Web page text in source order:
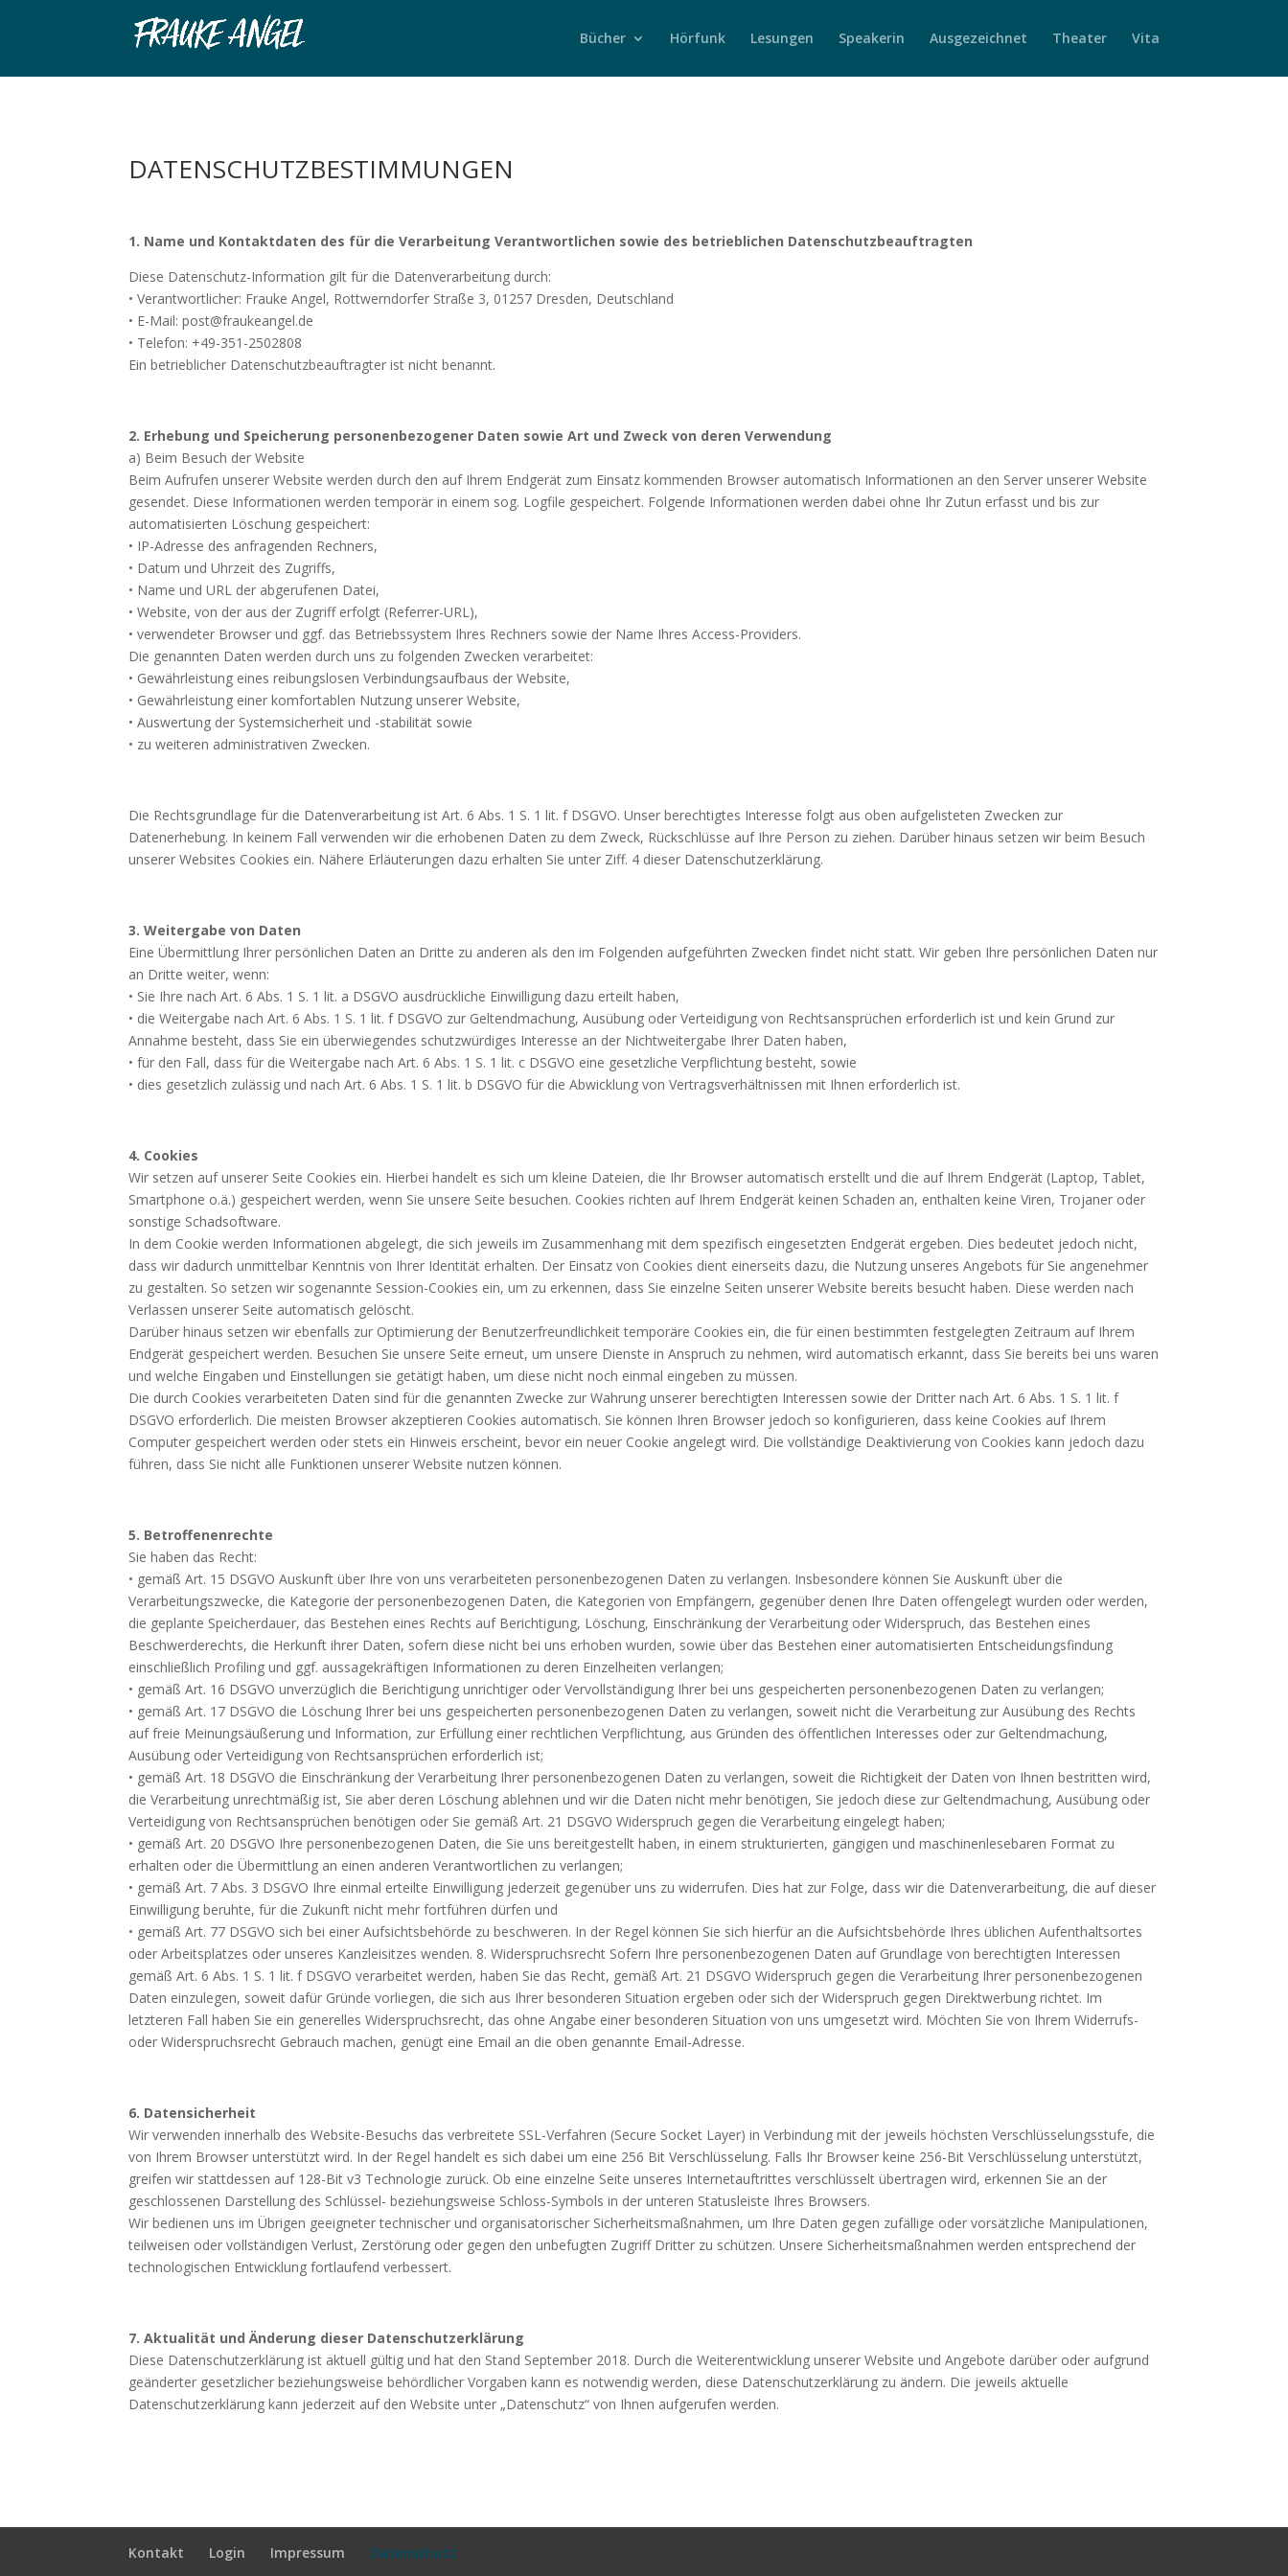
Bücher Hörfunk Lesungen Speakerin Ausgezeichnet Theater Vita
DATENSCHUTZBESTIMMUNGEN
1. Name und Kontaktdaten des für die Verarbeitung Verantwortlichen sowie des betrieblichen Datenschutzbeauftragten
Diese Datenschutz-Information gilt für die Datenverarbeitung durch:
• Verantwortlicher: Frauke Angel, Rottwerndorfer Straße 3, 01257 Dresden, Deutschland
• E-Mail: post@fraukeangel.de
• Telefon: +49-351-2502808
Ein betrieblicher Datenschutzbeauftragter ist nicht benannt.
2. Erhebung und Speicherung personenbezogener Daten sowie Art und Zweck von deren Verwendung
a) Beim Besuch der Website
Beim Aufrufen unserer Website werden durch den auf Ihrem Endgerät zum Einsatz kommenden Browser automatisch Informationen an den Server unserer Website
gesendet. Diese Informationen werden temporär in einem sog. Logfile gespeichert. Folgende Informationen werden dabei ohne Ihr Zutun erfasst und bis zur
automatisierten Löschung gespeichert:
• IP-Adresse des anfragenden Rechners,
• Datum und Uhrzeit des Zugriffs,
• Name und URL der abgerufenen Datei,
• Website, von der aus der Zugriff erfolgt (Referrer-URL),
• verwendeter Browser und ggf. das Betriebssystem Ihres Rechners sowie der Name Ihres Access-Providers.
Die genannten Daten werden durch uns zu folgenden Zwecken verarbeitet:
• Gewährleistung eines reibungslosen Verbindungsaufbaus der Website,
• Gewährleistung einer komfortablen Nutzung unserer Website,
• Auswertung der Systemsicherheit und -stabilität sowie
• zu weiteren administrativen Zwecken.
Die Rechtsgrundlage für die Datenverarbeitung ist Art. 6 Abs. 1 S. 1 lit. f DSGVO. Unser berechtigtes Interesse folgt aus oben aufgelisteten Zwecken zur
Datenerhebung. In keinem Fall verwenden wir die erhobenen Daten zu dem Zweck, Rückschlüsse auf Ihre Person zu ziehen. Darüber hinaus setzen wir beim Besuch
unserer Websites Cookies ein. Nähere Erläuterungen dazu erhalten Sie unter Ziff. 4 dieser Datenschutzerklärung.
3. Weitergabe von Daten
Eine Übermittlung Ihrer persönlichen Daten an Dritte zu anderen als den im Folgenden aufgeführten Zwecken findet nicht statt. Wir geben Ihre persönlichen Daten nur
an Dritte weiter, wenn:
• Sie Ihre nach Art. 6 Abs. 1 S. 1 lit. a DSGVO ausdrückliche Einwilligung dazu erteilt haben,
• die Weitergabe nach Art. 6 Abs. 1 S. 1 lit. f DSGVO zur Geltendmachung, Ausübung oder Verteidigung von Rechtsansprüchen erforderlich ist und kein Grund zur
Annahme besteht, dass Sie ein überwiegendes schutzwürdiges Interesse an der Nichtweitergabe Ihrer Daten haben,
• für den Fall, dass für die Weitergabe nach Art. 6 Abs. 1 S. 1 lit. c DSGVO eine gesetzliche Verpflichtung besteht, sowie
• dies gesetzlich zulässig und nach Art. 6 Abs. 1 S. 1 lit. b DSGVO für die Abwicklung von Vertragsverhältnissen mit Ihnen erforderlich ist.
4. Cookies
Wir setzen auf unserer Seite Cookies ein. Hierbei handelt es sich um kleine Dateien, die Ihr Browser automatisch erstellt und die auf Ihrem Endgerät (Laptop, Tablet,
Smartphone o.ä.) gespeichert werden, wenn Sie unsere Seite besuchen. Cookies richten auf Ihrem Endgerät keinen Schaden an, enthalten keine Viren, Trojaner oder
sonstige Schadsoftware.
In dem Cookie werden Informationen abgelegt, die sich jeweils im Zusammenhang mit dem spezifisch eingesetzten Endgerät ergeben. Dies bedeutet jedoch nicht,
dass wir dadurch unmittelbar Kenntnis von Ihrer Identität erhalten. Der Einsatz von Cookies dient einerseits dazu, die Nutzung unseres Angebots für Sie angenehmer
zu gestalten. So setzen wir sogenannte Session-Cookies ein, um zu erkennen, dass Sie einzelne Seiten unserer Website bereits besucht haben. Diese werden nach
Verlassen unserer Seite automatisch gelöscht.
Darüber hinaus setzen wir ebenfalls zur Optimierung der Benutzerfreundlichkeit temporäre Cookies ein, die für einen bestimmten festgelegten Zeitraum auf Ihrem
Endgerät gespeichert werden. Besuchen Sie unsere Seite erneut, um unsere Dienste in Anspruch zu nehmen, wird automatisch erkannt, dass Sie bereits bei uns waren
und welche Eingaben und Einstellungen sie getätigt haben, um diese nicht noch einmal eingeben zu müssen.
Die durch Cookies verarbeiteten Daten sind für die genannten Zwecke zur Wahrung unserer berechtigten Interessen sowie der Dritter nach Art. 6 Abs. 1 S. 1 lit. f
DSGVO erforderlich. Die meisten Browser akzeptieren Cookies automatisch. Sie können Ihren Browser jedoch so konfigurieren, dass keine Cookies auf Ihrem
Computer gespeichert werden oder stets ein Hinweis erscheint, bevor ein neuer Cookie angelegt wird. Die vollständige Deaktivierung von Cookies kann jedoch dazu
führen, dass Sie nicht alle Funktionen unserer Website nutzen können.
5. Betroffenenrechte
Sie haben das Recht:
• gemäß Art. 15 DSGVO Auskunft über Ihre von uns verarbeiteten personenbezogenen Daten zu verlangen. Insbesondere können Sie Auskunft über die
Verarbeitungszwecke, die Kategorie der personenbezogenen Daten, die Kategorien von Empfängern, gegenüber denen Ihre Daten offengelegt wurden oder werden,
die geplante Speicherdauer, das Bestehen eines Rechts auf Berichtigung, Löschung, Einschränkung der Verarbeitung oder Widerspruch, das Bestehen eines
Beschwerderechts, die Herkunft ihrer Daten, sofern diese nicht bei uns erhoben wurden, sowie über das Bestehen einer automatisierten Entscheidungsfindung
einschließlich Profiling und ggf. aussagekräftigen Informationen zu deren Einzelheiten verlangen;
• gemäß Art. 16 DSGVO unverzüglich die Berichtigung unrichtiger oder Vervollständigung Ihrer bei uns gespeicherten personenbezogenen Daten zu verlangen;
• gemäß Art. 17 DSGVO die Löschung Ihrer bei uns gespeicherten personenbezogenen Daten zu verlangen, soweit nicht die Verarbeitung zur Ausübung des Rechts
auf freie Meinungsäußerung und Information, zur Erfüllung einer rechtlichen Verpflichtung, aus Gründen des öffentlichen Interesses oder zur Geltendmachung,
Ausübung oder Verteidigung von Rechtsansprüchen erforderlich ist;
• gemäß Art. 18 DSGVO die Einschränkung der Verarbeitung Ihrer personenbezogenen Daten zu verlangen, soweit die Richtigkeit der Daten von Ihnen bestritten wird,
die Verarbeitung unrechtmäßig ist, Sie aber deren Löschung ablehnen und wir die Daten nicht mehr benötigen, Sie jedoch diese zur Geltendmachung, Ausübung oder
Verteidigung von Rechtsansprüchen benötigen oder Sie gemäß Art. 21 DSGVO Widerspruch gegen die Verarbeitung eingelegt haben;
• gemäß Art. 20 DSGVO Ihre personenbezogenen Daten, die Sie uns bereitgestellt haben, in einem strukturierten, gängigen und maschinenlesebaren Format zu
erhalten oder die Übermittlung an einen anderen Verantwortlichen zu verlangen;
• gemäß Art. 7 Abs. 3 DSGVO Ihre einmal erteilte Einwilligung jederzeit gegenüber uns zu widerrufen. Dies hat zur Folge, dass wir die Datenverarbeitung, die auf dieser
Einwilligung beruhte, für die Zukunft nicht mehr fortführen dürfen und
• gemäß Art. 77 DSGVO sich bei einer Aufsichtsbehörde zu beschweren. In der Regel können Sie sich hierfür an die Aufsichtsbehörde Ihres üblichen Aufenthaltsortes
oder Arbeitsplatzes oder unseres Kanzleisitzes wenden. 8. Widerspruchsrecht Sofern Ihre personenbezogenen Daten auf Grundlage von berechtigten Interessen
gemäß Art. 6 Abs. 1 S. 1 lit. f DSGVO verarbeitet werden, haben Sie das Recht, gemäß Art. 21 DSGVO Widerspruch gegen die Verarbeitung Ihrer personenbezogenen
Daten einzulegen, soweit dafür Gründe vorliegen, die sich aus Ihrer besonderen Situation ergeben oder sich der Widerspruch gegen Direktwerbung richtet. Im
letzteren Fall haben Sie ein generelles Widerspruchsrecht, das ohne Angabe einer besonderen Situation von uns umgesetzt wird. Möchten Sie von Ihrem Widerrufs-
oder Widerspruchsrecht Gebrauch machen, genügt eine Email an die oben genannte Email-Adresse.
6. Datensicherheit
Wir verwenden innerhalb des Website-Besuchs das verbreitete SSL-Verfahren (Secure Socket Layer) in Verbindung mit der jeweils höchsten Verschlüsselungsstufe, die
von Ihrem Browser unterstützt wird. In der Regel handelt es sich dabei um eine 256 Bit Verschlüsselung. Falls Ihr Browser keine 256-Bit Verschlüsselung unterstützt,
greifen wir stattdessen auf 128-Bit v3 Technologie zurück. Ob eine einzelne Seite unseres Internetauftrittes verschlüsselt übertragen wird, erkennen Sie an der
geschlossenen Darstellung des Schlüssel- beziehungsweise Schloss-Symbols in der unteren Statusleiste Ihres Browsers.
Wir bedienen uns im Übrigen geeigneter technischer und organisatorischer Sicherheitsmaßnahmen, um Ihre Daten gegen zufällige oder vorsätzliche Manipulationen,
teilweisen oder vollständigen Verlust, Zerstörung oder gegen den unbefugten Zugriff Dritter zu schützen. Unsere Sicherheitsmaßnahmen werden entsprechend der
technologischen Entwicklung fortlaufend verbessert.
7. Aktualität und Änderung dieser Datenschutzerklärung
Diese Datenschutzerklärung ist aktuell gültig und hat den Stand September 2018. Durch die Weiterentwicklung unserer Website und Angebote darüber oder aufgrund
geänderter gesetzlicher beziehungsweise behördlicher Vorgaben kann es notwendig werden, diese Datenschutzerklärung zu ändern. Die jeweils aktuelle
Datenschutzerklärung kann jederzeit auf den Website unter „Datenschutz“ von Ihnen aufgerufen werden.
Kontakt Login Impressum Datenschutz